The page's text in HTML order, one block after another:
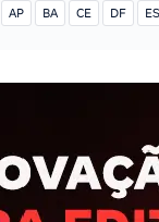
AP BA CE DF ES